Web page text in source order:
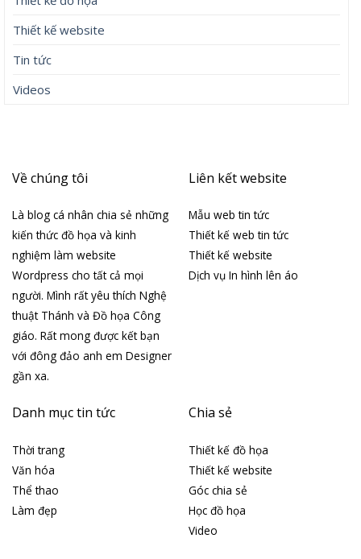
Thiết kế website
Tin tức
Videos
Về chúng tôi
Là blog cá nhân chia sẻ những
kiến thức đồ họa và kinh
nghiệm làm website
Wordpress cho tất cả mọi
người. Mình rất yêu thích Nghệ
thuật Thánh và Đồ họa Công
giáo. Rất mong được kết bạn
với đông đảo anh em Designer
gần xa.
Liên kết website
Mẫu web tin tức
Thiết kế web tin tức
Thiết kế website
Dịch vụ In hình lên áo
Danh mục tin tức
Thời trang
Văn hóa
Thể thao
Làm đẹp
Chia sẻ
Thiết kế đồ họa
Thiết kế website
Góc chia sẻ
Học đồ họa
Video